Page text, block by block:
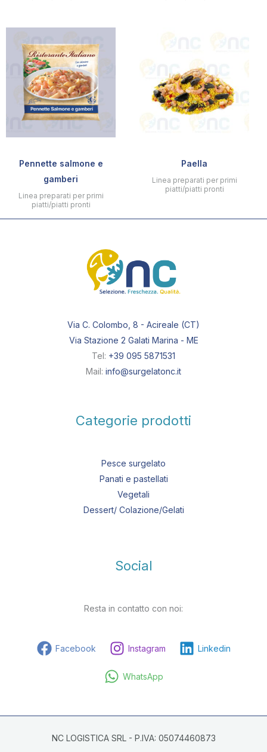
Pennette salmone e
gamberi
Linea preparati per primi
piatti/piatti pronti
Paella
Linea preparati per primi
piatti/piatti pronti
Via C. Colombo, 8 - Acireale (CT)
Via Stazione 2 Galati Marina - ME
Tel: +39 095 5871531
Mail: info@surgelatonc.it
Categorie prodotti
Pesce surgelato
Panati e pastellati
Vegetali
Dessert/ Colazione/Gelati
Social
Resta in contatto con noi:
Facebook Instagram Linkedin
WhatsApp
NC LOGISTICA SRL - P.IVA: 05074460873